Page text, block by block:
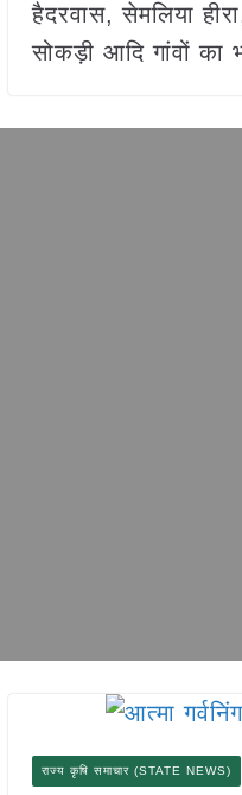
हैदरवास, सेमलिया
सोकड़ी आदि गांवों
राज्य कृषि समाचार (STATE NEWS)